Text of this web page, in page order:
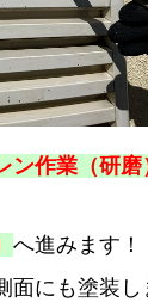
作業（研磨
へ進みます！
にも塗装し